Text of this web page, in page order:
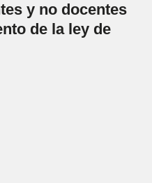
y no docentes
de la ley de